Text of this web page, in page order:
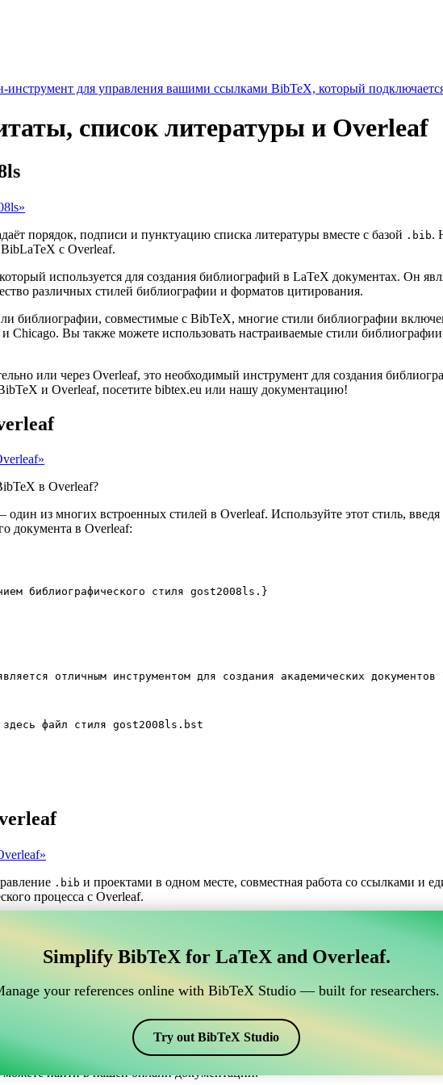
для управления вашими ссылками BibTeX, который
список литературы и Overleaf
порядок, подписи и пунктуацию списка литературы вместе с базой .bib.
с Overleaf.
используется для создания библиографий в LaTeX документах. Он
различных стилей библиографии и форматов цитирования.
библиографии, совместимые с BibTeX, многие стили библиографии
Chicago. Вы также можете использовать настраиваемые стили
или через Overleaf, это необходимый инструмент для создания
и Overleaf, посетите bibtex.eu или нашу документацию!
в Overleaf?
один из многих встроенных стилей в Overleaf. Используйте этот стиль, введя
документа в Overleaf:
библиографического стиля gost2008ls.}
отличным инструментом для создания академических документов
здесь файл стиля gost2008ls.bst
.bib и проектами в одном месте, совместная работа со ссылками и
процесса с Overleaf.
инструмент для управления вашими ссылками BibTeX,
онлайн-инструмент для управления вашими ссылками BibTeX, который
вашими ссылками, цитатами и библиографией в Overleaf, CiteDrive
поддерживая актуальность записей BibTeX в вашем проекте Overleaf.
и цитат в различных стилях, включая gost2008ls. Так что если вы
найти в нашей онлайн документации.
Simplify BibTeX for LaTeX and Overleaf.
your references online with BibTeX Studio — built for researchers.
Try out BibTeX Studio